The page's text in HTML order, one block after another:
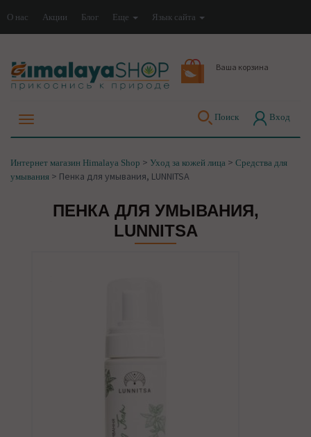
О нас Акции Блог Еще Язык сайта
Ваша корзина
Поиск Вход
Интернет магазин Himalaya Shop > Уход за кожей лица > Средства для
умывания > Пенка для умывания, LUNNITSA
ПЕНКА ДЛЯ УМЫВАНИЯ,
LUNNITSA